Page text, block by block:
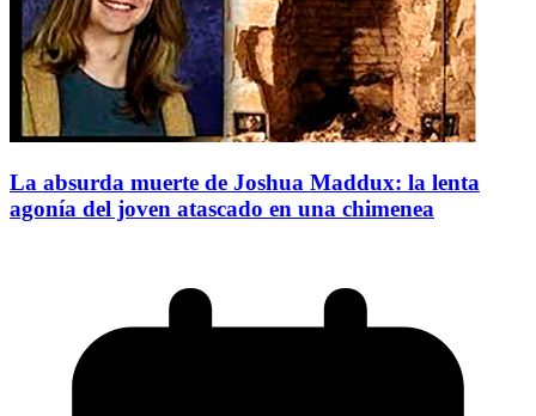
La absurda muerte de Joshua Maddux: la lenta
agonía del joven atascado en una chimenea